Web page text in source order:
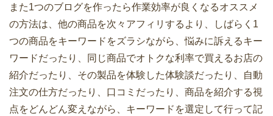
また1つのブログを作ったら作業効率が良くなるオススメ
の方法は、他の商品を次々アフィリするより、しばらく1
つの商品をキーワードをズラシながら、悩みに訴えるキー
ワードだったり、同じ商品でオトクな利率で買えるお店の
紹介だったり、その製品を体験した体験談だったり、自動
注文の仕方だったり、口コミだったり、商品を紹介する視
点をどんどん変えながら、キーワードを選定して行って記